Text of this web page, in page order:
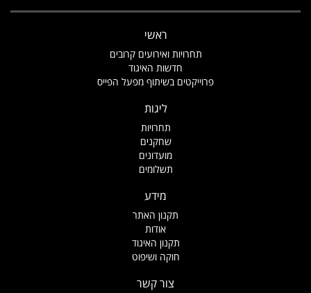
ראשי
תחרויות ואירועים קרובים
חדשות האיגוד
פרוייקטים בשיתוף מפעל הפייס
ליגות
תחרויות
שחקנים
מועדונים
תשלומים
מידע
תקנון האתר
אודות
תקנון האיגוד
חוקה ושיפוט
צור קשר